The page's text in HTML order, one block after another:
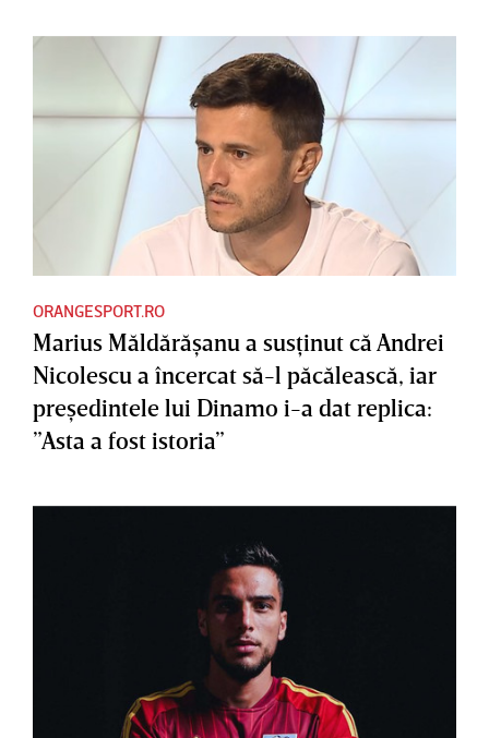
ORANGESPORT.RO
Marius Măldărăşanu a susţinut că Andrei
Nicolescu a încercat să-l păcălească, iar
preşedintele lui Dinamo i-a dat replica:
”Asta a fost istoria”